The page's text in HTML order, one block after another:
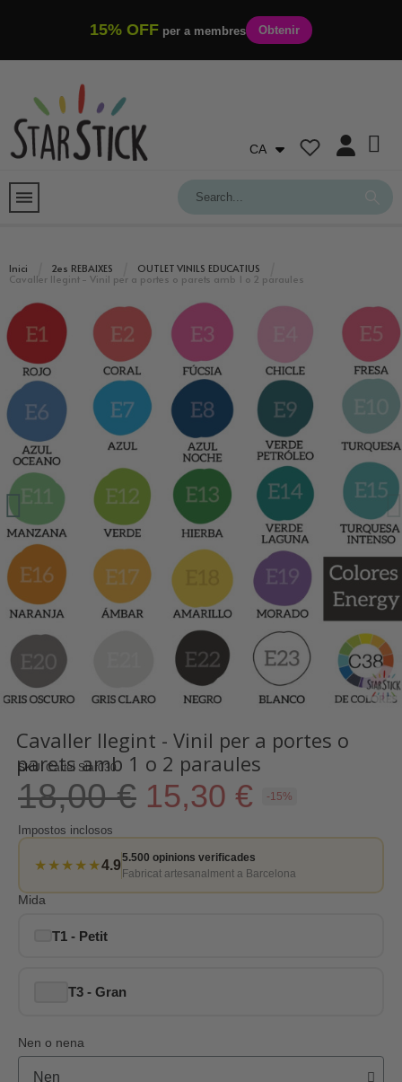
15% OFF per a membres Obtenir
CA
Inici 2es REBAIXES
OUTLET VINILS EDUCATIUS
Cavaller llegint - Vinil per a portes o parets amb 1 o 2 paraules
Cavaller llegint - Vinil per a portes o
parets amb 1 o 2 paraules
SKU Cartel Star030
18,00 € 15,30 € -15%
Impostos inclosos
★★★★★4.9
5.500 opinions verificades
Fabricat artesanalment a Barcelona
Mida
T1 - Petit
T3 - Gran
Nen o nena